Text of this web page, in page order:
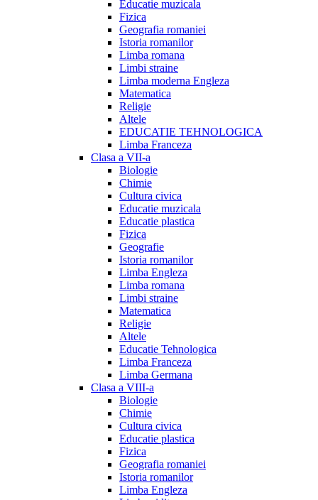
Educatie muzicala
Fizica
Geografia romaniei
Istoria romanilor
Limba romana
Limbi straine
Limba moderna Engleza
Matematica
Religie
Altele
EDUCATIE TEHNOLOGICA
Limba Franceza
Clasa a VII-a
Biologie
Chimie
Cultura civica
Educatie muzicala
Educatie plastica
Fizica
Geografie
Istoria romanilor
Limba Engleza
Limba romana
Limbi straine
Matematica
Religie
Altele
Educatie Tehnologica
Limba Franceza
Limba Germana
Clasa a VIII-a
Biologie
Chimie
Cultura civica
Educatie plastica
Fizica
Geografia romaniei
Istoria romanilor
Limba Engleza